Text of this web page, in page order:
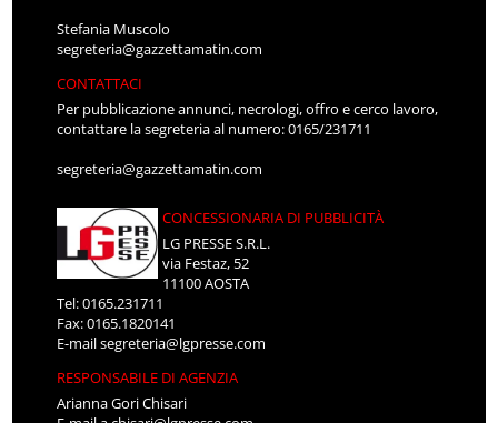
Stefania Muscolo
segreteria@gazzettamatin.com
CONTATTACI
Per pubblicazione annunci, necrologi, offro e cerco lavoro,
contattare la segreteria al numero: 0165/231711
segreteria@gazzettamatin.com
CONCESSIONARIA DI PUBBLICITÀ
LG PRESSE S.R.L.
via Festaz, 52
11100 AOSTA
Tel: 0165.231711
Fax: 0165.1820141
E-mailsegreteria@lgpresse.com
RESPONSABILE DI AGENZIA
Arianna Gori Chisari